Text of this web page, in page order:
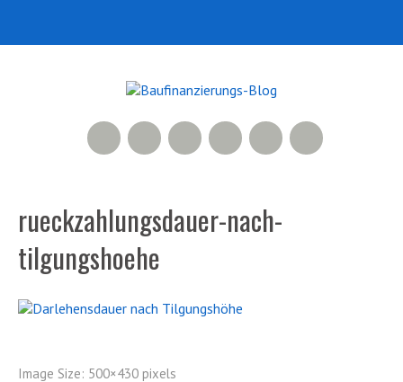
Facebook
500px
LinkedIn
Xing
RSS Feed
rueckzahlungsdauer-nach-
tilgungshoehe
Image Size: 500×430 pixels